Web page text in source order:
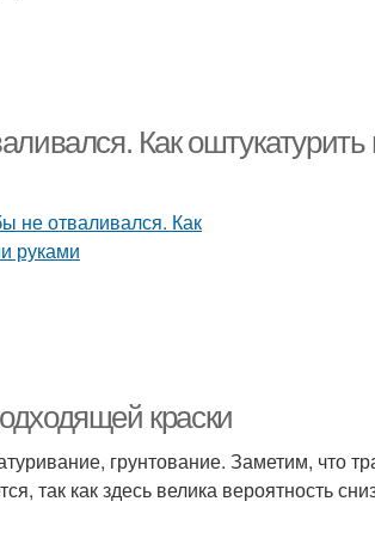
Как оштукатурить
краски
грунтование. Заметим, что
так как здесь велика вероятность